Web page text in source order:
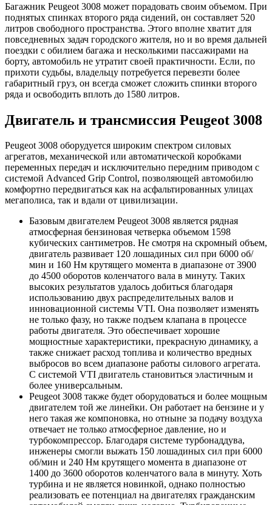
Багажник Peugeot 3008 может порадовать своим объемом. При
поднятых спинках второго ряда сидений, он составляет 520
литров свободного пространства. Этого вполне хватит для
повседневных задач городского жителя, но и во время дальней
поездки с обилием багажа и несколькими пассажирами на
борту, автомобиль не утратит своей практичности. Если, по
прихоти судьбы, владельцу потребуется перевезти более
габаритный груз, он всегда сможет сложить спинки второго
ряда и освободить вплоть до 1580 литров.
Двигатель и трансмиссия Peugeot 3008
Peugeot 3008 оборудуется широким спектром силовых
агрегатов, механической или автоматической коробками
переменных передач и исключительно передним приводом с
системой Advanced Grip Control, позволяющей автомобилю
комфортно передвигаться как на асфальтированных улицах
мегаполиса, так и вдали от цивилизации.
Базовым двигателем Peugeot 3008 является рядная
атмосферная бензиновая четверка объемом 1598
кубических сантиметров. Не смотря на скромный объем,
двигатель развивает 120 лошадиных сил при 6000 об/
мин и 160 Нм крутящего момента в диапазоне от 3900
до 4500 оборотов коленчатого вала в минуту. Таких
высоких результатов удалось добиться благодаря
использованию двух распределительных валов и
инновационной системы VTI. Она позволяет изменять
не только фазу, но также подъем клапана в процессе
работы двигателя. Это обеспечивает хорошие
мощностные характеристики, прекрасную динамику, а
также снижает расход топлива и количество вредных
выбросов во всем диапазоне работы силового агрегата.
С системой VTI двигатель становиться эластичным и
более универсальным.
Peugeot 3008 также будет оборудоваться и более мощным
двигателем той же линейки. Он работает на бензине и у
него такая же компоновка, но отныне за подачу воздуха
отвечает не только атмосферное давление, но и
турбокомпрессор. Благодаря системе турбонаддува,
инженеры смогли выжать 150 лошадиных сил при 6000
об/мин и 240 Нм крутящего момента в диапазоне от
1400 до 3600 оборотов коленчатого вала в минуту. Хоть
турбина и не является новинкой, однако полностью
реализовать ее потенциал на двигателях гражданским